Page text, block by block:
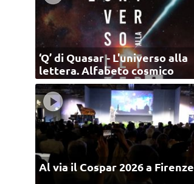
‘Q’ di Quasar - L'universo alla
lettera. Alfabeto cosmico
Al via il Cospar 2026 a Firenze